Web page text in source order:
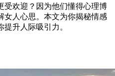
受欢迎？因为他们懂得心理博
女人心思。本文为你揭秘情感
升人际吸引力。